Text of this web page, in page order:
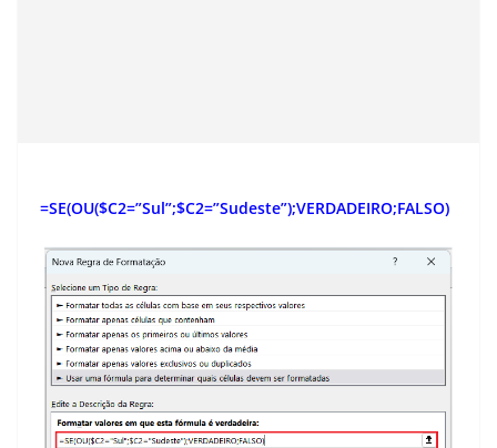
=SE(OU($C2=”Sul”;$C2=”Sudeste”);VERDADEIRO;FALSO)